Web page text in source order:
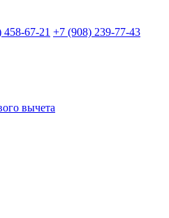
458-67-21 +7 (908) 239-77-43
вычета